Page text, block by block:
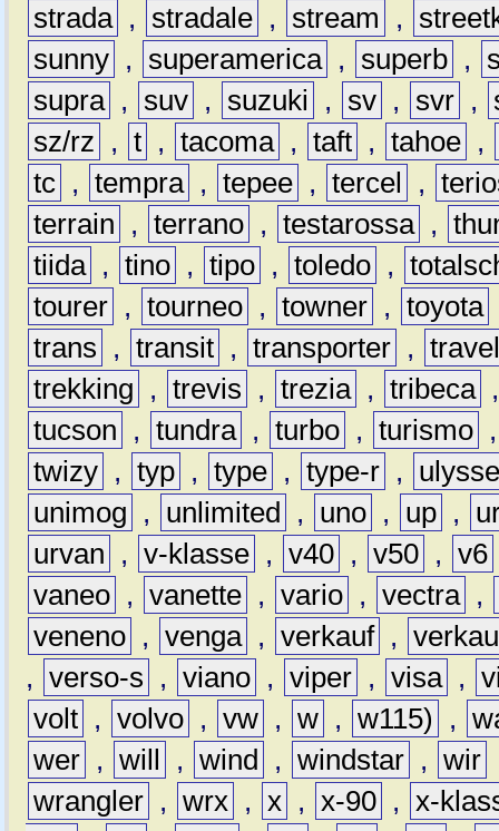
strada , stradale , stream ,
sunny , superamerica , superb ,
supra , suv , suzuki , sv , svr ,
sz/rz
, t , tacoma , taft , tahoe ,
tc , tempra , tepee , tercel ,
terrain
, terrano , testarossa ,
tiida , tino , tipo , toledo ,
tourer , tourneo , towner , toyota
trans
, transit , transporter ,
trekking
, trevis , trezia , tribeca
tucson
, tundra , turbo , turismo
twizy , typ , type , type-r ,
unimog
, unlimited , uno , up ,
urvan
, v-klasse , v40 , v50 , v6
vaneo , vanette , vario , vectra ,
veneno , venga , verkauf ,
, verso-s , viano , viper , visa ,
volt , volvo , vw , w , w115) ,
wer , will , wind , windstar , wir
wrangler , wrx , x , x-90 , x-